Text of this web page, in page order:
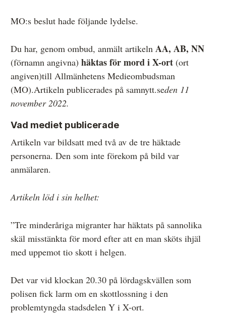
Övrigt
Våra huvudmän
Ledamöter i Mediernas Etiknämnd
Stadgar för Mediernas Etiknämnd
Den journalistiska yrkesetiken
Jobba hos oss!
Pressbilder
MO:s beslut hade följande lydelse.
Du har, genom ombud, anmält artikeln AA, AB, NN
(förnamn angivna) häktas för mord i X-ort (ort
angiven)till Allmänhetens Medieombudsman
(MO).Artikeln publicerades på samnytt.seden 11
november 2022.
Vad mediet publicerade
Artikeln var bildsatt med två av de tre häktade
personerna. Den som inte förekom på bild var
anmälaren.
Artikeln löd i sin helhet:
”Tre minderåriga migranter har häktats på sannolika
skäl misstänkta för mord efter att en man sköts ihjäl
med uppemot tio skott i helgen.
Det var vid klockan 20.30 på lördagskvällen som
polisen fick larm om en skottlossning i den
problemtyngda stadsdelen Y i X-ort.